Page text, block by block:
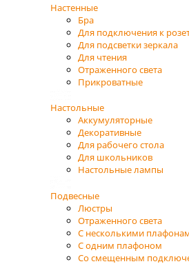
Настенные
Бра
Для подключения к
Для подсветки зеркала
Для чтения
Отраженного света
Прикроватные
Настольные
Аккумуляторные
Декоративные
Для рабочего стола
Для школьников
Настольные лампы
Подвесные
Люстры
Отраженного света
С несколькими
С одним плафоном
Со смещенным